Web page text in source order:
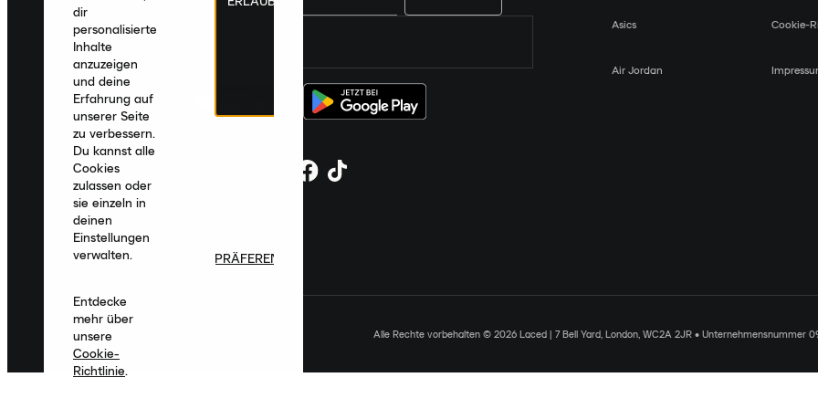
Asics
Air Jordan
Cookie-
Alle Rechte vorbehalten © 2026 Laced | 7 Bell Yard, London, WC2A 2JR • Unternehmensnummer
dir
personalisierte
Inhalte
anzuzeigen
und deine
Erfahrung auf
unserer Seite
zu verbessern.
Du kannst alle
Cookies
zulassen oder
sie einzeln in
deinen
Einstellungen
verwalten.
Entdecke
mehr über
unsere
Cookie-
Richtlinie.
PRÄFERENZEN